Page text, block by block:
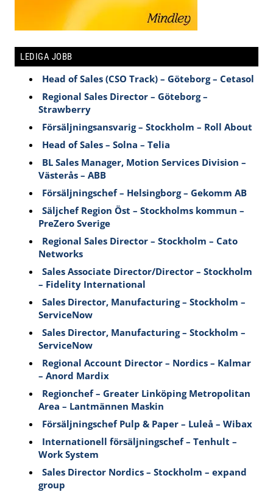
LEDIGA JOBB
Head of Sales (CSO Track) – Göteborg – Cetasol
Regional Sales Director – Göteborg –
Strawberry
Försäljningsansvarig – Stockholm – Roll About
Head of Sales – Solna – Telia
BL Sales Manager, Motion Services Division –
Västerås – ABB
Försäljningschef – Helsingborg – Gekomm AB
Säljchef Region Öst – Stockholms kommun –
PreZero Sverige
Regional Sales Director – Stockholm – Cato
Networks
Sales Associate Director/Director – Stockholm
– Fidelity International
Sales Director, Manufacturing – Stockholm –
ServiceNow
Sales Director, Manufacturing – Stockholm –
ServiceNow
Regional Account Director – Nordics – Kalmar
– Anord Mardix
Regionchef – Greater Linköping Metropolitan
Area – Lantmännen Maskin
Försäljningschef Pulp & Paper – Luleå – Wibax
Internationell försäljningschef – Tenhult –
Work System
Sales Director Nordics – Stockholm – expand
group